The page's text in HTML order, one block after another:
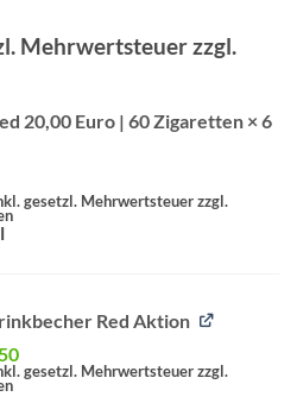
Mehrwertsteuer zzgl.
20,00 Euro | 60 Zigaretten× 6
gesetzl. Mehrwertsteuer zzgl.
Red Aktion
Aktueller
Preis
gesetzl. Mehrwertsteuer zzgl.